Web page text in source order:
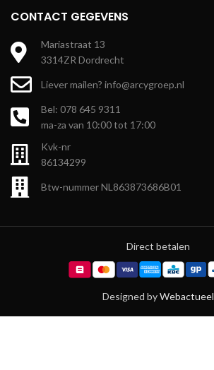
CONTACT GEGEVENS
Mariastraat 13
3314ZR Dordrecht
Liever mailen? info@arcygroep.nl
Bel: 078 645 9311
ma-za van 10:00 tot 17:00
Kvk-nr
86134299
Btw-nummer NL863873686B01
Direct betalen
Designed byWebactueel